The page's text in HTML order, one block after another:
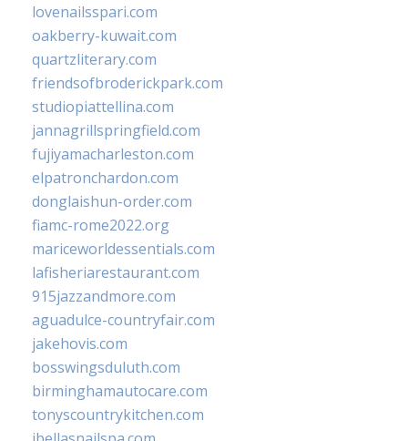
lovenailsspari.com
oakberry-kuwait.com
quartzliterary.com
friendsofbroderickpark.com
studiopiattellina.com
jannagrillspringfield.com
fujiyamacharleston.com
elpatronchardon.com
donglaishun-order.com
fiamc-rome2022.org
mariceworldessentials.com
lafisheriarestaurant.com
915jazzandmore.com
aguadulce-countryfair.com
jakehovis.com
bosswingsduluth.com
birminghamautocare.com
tonyscountrykitchen.com